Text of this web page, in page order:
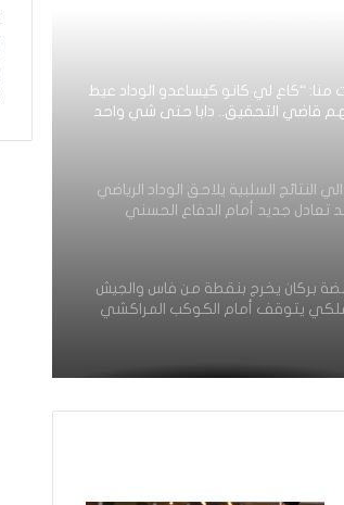
النتائج السلبية يلاحق الوداد الرياضي
تعادل جديد أمام الدفاع الحسني
بركان يخرج بنقطة من فاس والجيش
يتوقف أمام الكوكب المراكشي
زياش يتقاضى 200 مليون شهريا ويقيم
بجناح فاخر بـ4 ملايين لليلة… ونهاية
يؤجل جمعه العام ويعقد لقاء